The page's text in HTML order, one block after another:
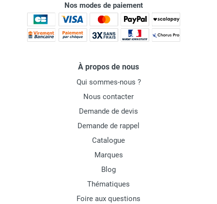
Nos modes de paiement
À propos de nous
Qui sommes-nous ?
Nous contacter
Demande de devis
Demande de rappel
Catalogue
Marques
Blog
Thématiques
Foire aux questions